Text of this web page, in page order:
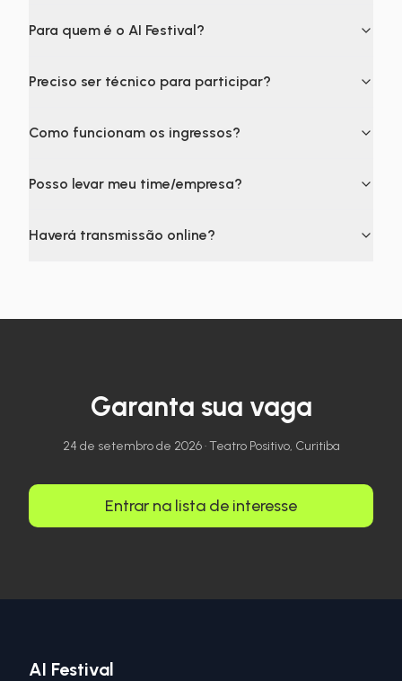
Para quem é o AI Festival?
Preciso ser técnico para participar?
Como funcionam os ingressos?
Posso levar meu time/empresa?
Haverá transmissão online?
Garanta sua vaga
24 de setembro de 2026·Teatro Positivo, Curitiba
Entrar na lista de interesse
AI Festival